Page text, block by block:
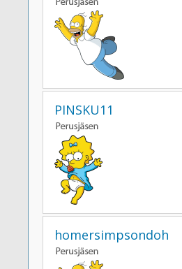
PINSKU11
homersimpsondoh